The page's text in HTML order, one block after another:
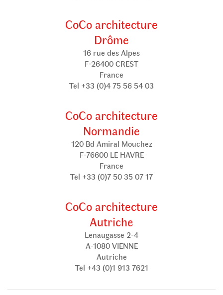
CoCo architecture
Drôme
16 rue des Alpes
F-26400 CREST
France
Tel +33 (0)4 75 56 54 03
CoCo architecture
Normandie
120 Bd Amiral Mouchez
F-76600 LE HAVRE
France
Tel +33 (0)7 50 35 07 17
CoCo architecture
Autriche
Lenaugasse 2-4
A-1080 VIENNE
Autriche
Tel +43 (0)1 913 7621